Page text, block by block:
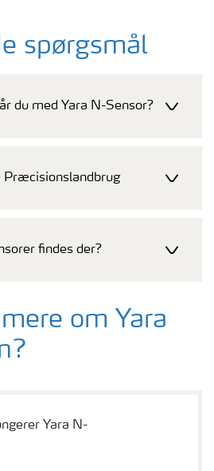
spørgsmål
du med Yara N-Sensor?
Præcisionslandbrug
findes der?
om Yara